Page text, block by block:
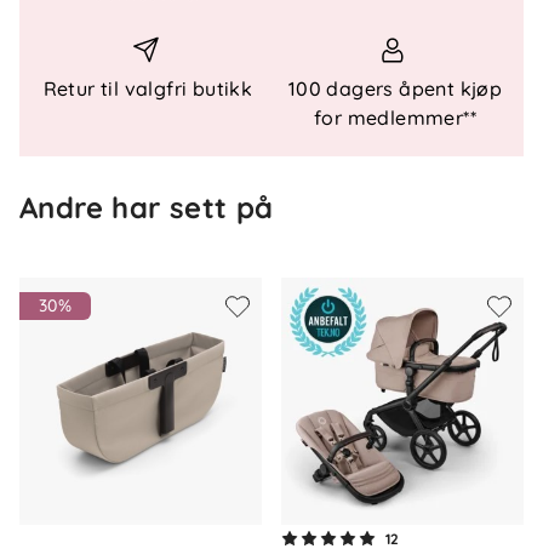
Retur til valgfri butikk
100 dagers åpent kjøp
for medlemmer**
Andre har sett på
30%
12